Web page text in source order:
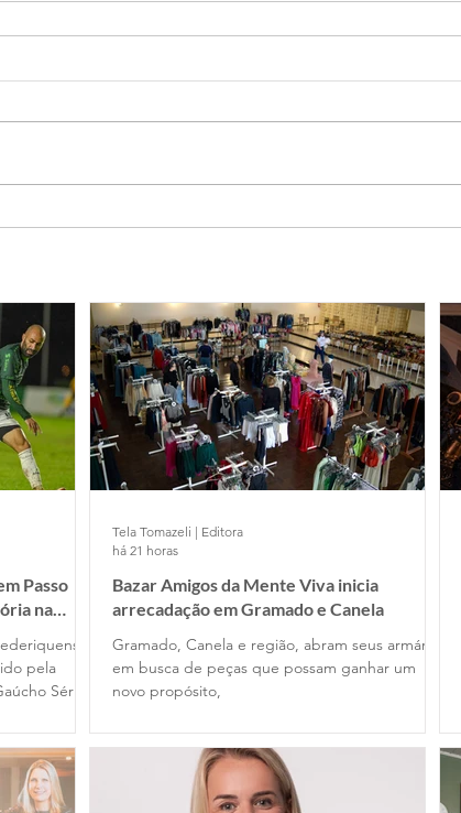
Passo
na
pela
Série
Bazar Amigos da Mente Viva inicia
arrecadação em Gramado e Canela
Gramado, Canela e região, abram seus armários
em busca de peças que possam ganhar um
novo propósito,
Tela Tomazeli | Editora
há 21 horas